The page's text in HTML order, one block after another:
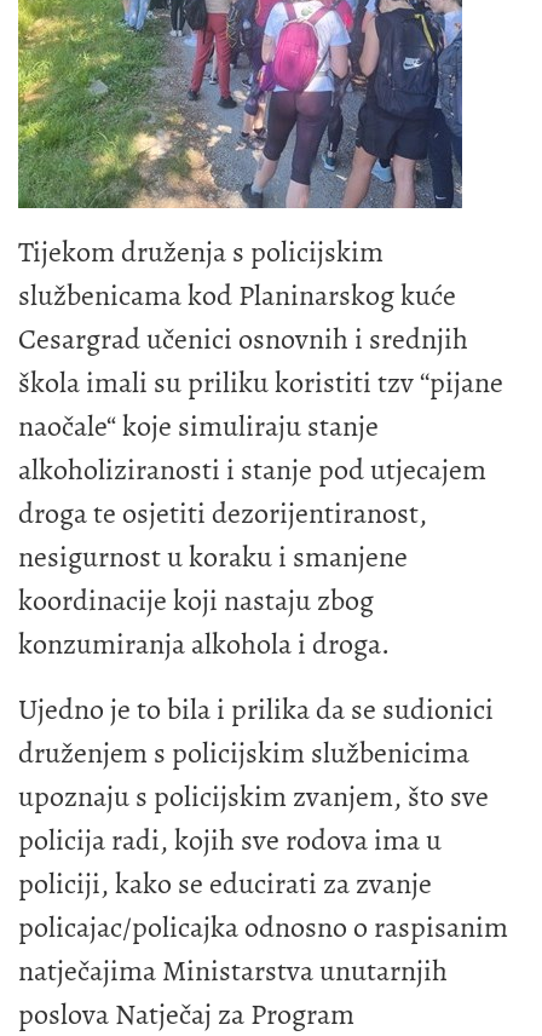
Tijekom druženja s policijskim
službenicama kod Planinarskog kuće
Cesargrad učenici osnovnih i srednjih
škola imali su priliku koristiti tzv ‘‘pijane
naočale“ koje simuliraju stanje
alkoholiziranosti i stanje pod utjecajem
droga te osjetiti dezorijentiranost,
nesigurnost u koraku i smanjene
koordinacije koji nastaju zbog
konzumiranja alkohola i droga.
Ujedno je to bila i prilika da se sudionici
druženjem s policijskim službenicima
upoznaju s policijskim zvanjem, što sve
policija radi, kojih sve rodova ima u
policiji, kako se educirati za zvanje
policajac/policajka odnosno o raspisanim
natječajima Ministarstva unutarnjih
poslova Natječaj za Program